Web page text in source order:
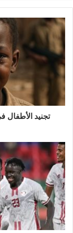
تجنيد الأطفال